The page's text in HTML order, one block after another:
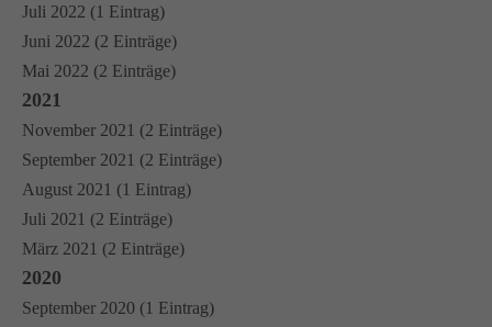
Juli 2022 (1 Eintrag)
Juni 2022 (2 Einträge)
Mai 2022 (2 Einträge)
2021
November 2021 (2 Einträge)
September 2021 (2 Einträge)
August 2021 (1 Eintrag)
Juli 2021 (2 Einträge)
März 2021 (2 Einträge)
2020
September 2020 (1 Eintrag)